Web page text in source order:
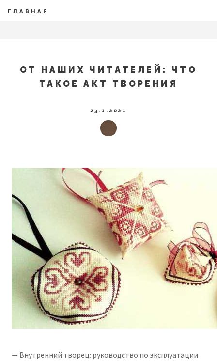
ГЛАВНАЯ
ОТ НАШИХ ЧИТАТЕЛЕЙ: ЧТО
ТАКОЕ АКТ ТВОРЕНИЯ
23.1.2021
— Внутренний творец: руководство по эксплуатации